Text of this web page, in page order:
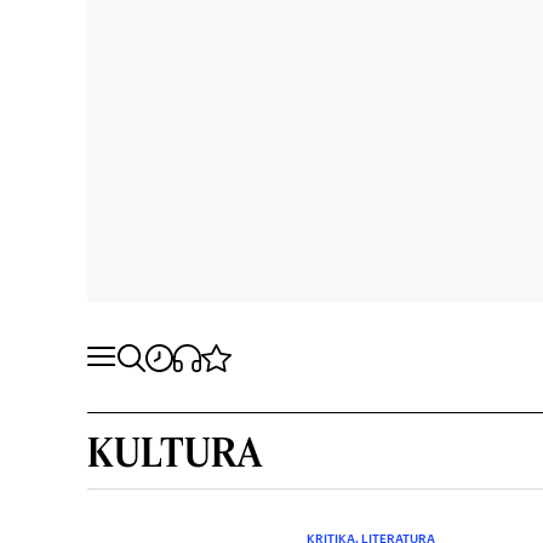
KULTURA
KRITIKA. LITERATURA